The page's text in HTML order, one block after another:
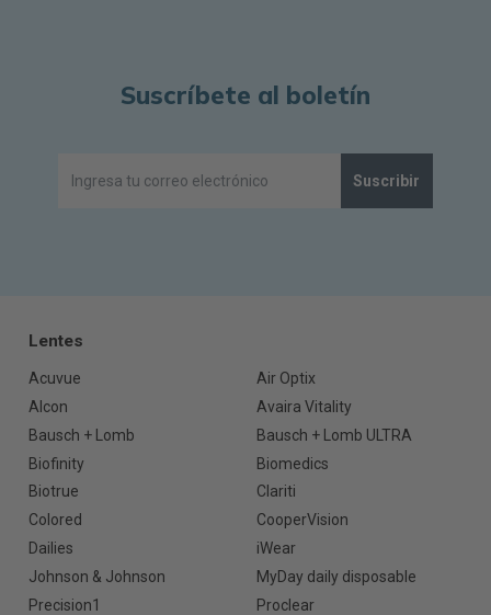
Suscríbete al boletín
Suscribir
Lentes
Acuvue
Air Optix
Alcon
Avaira Vitality
Bausch + Lomb
Bausch + Lomb ULTRA
Biofinity
Biomedics
Biotrue
Clariti
Colored
CooperVision
Dailies
iWear
Johnson & Johnson
MyDay daily disposable
Precision1
Proclear